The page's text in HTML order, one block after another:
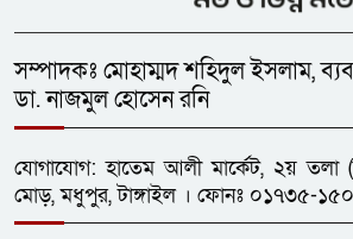
দাবিতে
জেলা প্রশাসক
গোলশূন্য
১২
ধনবাড়ীতে
ফাঁসিতে ঝুলে
১৩
সম্পাদকঃ মোহাম্মদ শহিদুল ইসলাম,
ডা. নাজমুল হোসেন রনি
যোগাযোগ: হাতেম আলী মার্কেট, ২য় তলা
মোড়, মধুপুর, টাঙ্গাইল । ফোনঃ ০১৭৩৫-